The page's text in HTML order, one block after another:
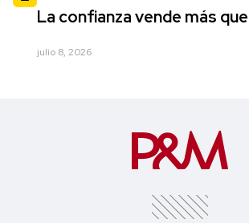
La confianza vende más
julio 8, 2026